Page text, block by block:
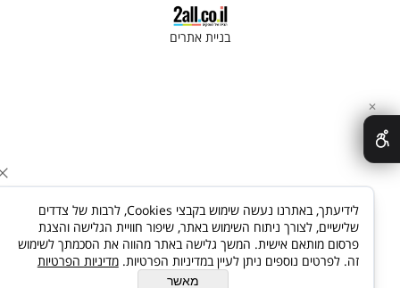
בניית אתרים
לידיעתך, באתרנו נעשה שימוש בקבצי Cookies, לרבות של צדדים
שלישיים, לצורך ניתוח השימוש באתר, שיפור חוויית הגלישה והצגת
פרסום מותאם אישית. המשך גלישה באתר מהווה את הסכמתך לשימוש
זה. לפרטים נוספים ניתן לעיין במדיניות הפרטיות.מדיניות הפרטיות